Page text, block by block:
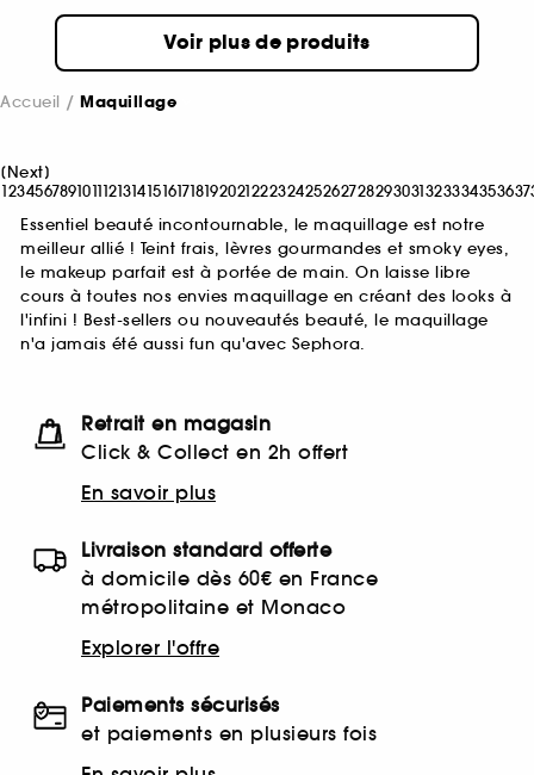
Voir plus de produits
Accueil Maquillage
[Next]
12345678910111213141516171819202122232425262728293031323334353637
Essentiel beauté incontournable, le maquillage est notre
meilleur allié ! Teint frais, lèvres gourmandes et smoky eyes,
le makeup parfait est à portée de main. On laisse libre
cours à toutes nos envies maquillage en créant des looks à
l'infini ! Best-sellers ou nouveautés beauté, le maquillage
n'a jamais été aussi fun qu'avec Sephora.
Retrait en magasin
Click & Collect en 2h offert
En savoir plus
Livraison standard offerte
à domicile dès 60€ en France
métropolitaine et Monaco
Explorer l'offre
Paiements sécurisés
et paiements en plusieurs fois